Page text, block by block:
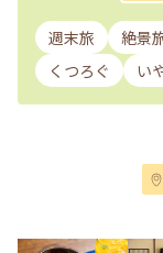
週末旅 絶景
くつろぐ
い